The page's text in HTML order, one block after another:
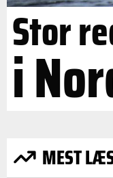
Stor
i
MEST